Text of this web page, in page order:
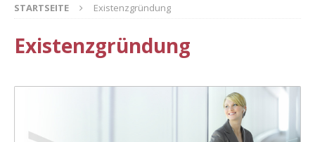
STARTSEITE Existenzgründung
Existenzgründung